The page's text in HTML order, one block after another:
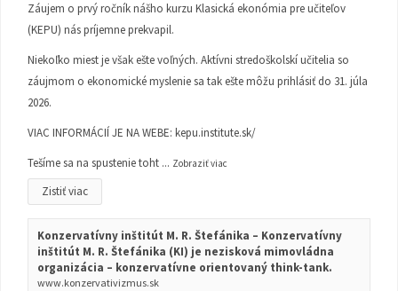
Záujem o prvý ročník nášho kurzu Klasická ekonómia pre učiteľov
(KEPU) nás príjemne prekvapil.
Niekoľko miest je však ešte voľných. Aktívni stredoškolskí učitelia so
záujmom o ekonomické myslenie sa tak ešte môžu prihlásiť do 31. júla
2026.
VIAC INFORMÁCIÍ JE NA WEBE: kepu.institute.sk/
Tešíme sa na spustenie toht ... Zobraziť viac
Zistiť viac
Konzervatívny inštitút M. R. Štefánika – Konzervatívny
inštitút M. R. Štefánika (KI) je nezisková mimovládna
organizácia – konzervatívne orientovaný think-tank.
www.konzervativizmus.sk